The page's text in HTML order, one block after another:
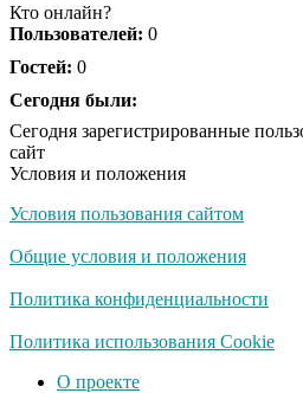
Кто онлайн?
Пользователей: 0
Гостей: 0
Сегодня были:
Сегодня зарегистрированные
сайт
Условия и положения
Условия пользования сайтом
Общие условия и положения
Политика конфиденциальности
Политика использования Cookie
О проекте